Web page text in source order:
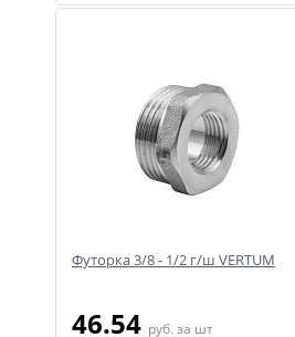
Футорка 3/8 - 1/2 г/ш VERTUM
46.54 руб. за шт